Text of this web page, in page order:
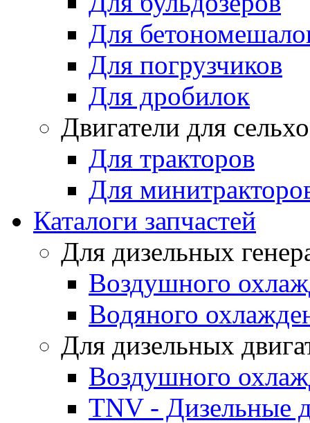
Для
Для погрузчиков
Для дробилок
Двигатели для
Для тракторов
Для
Каталоги запчастей
Для дизельных
Воздушного
Водяного
Для дизельных
Воздушного
TNV - Дизельные